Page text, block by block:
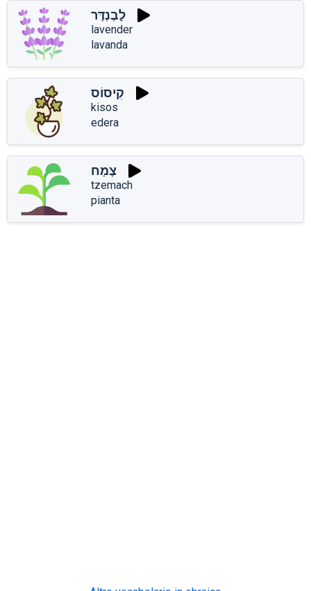
לָבֶנְדֶּר
lavender
lavanda
קִיסוֹס
kisos
edera
צֶמַח
tzemach
pianta